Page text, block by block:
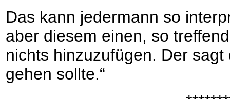
Das kann jedermann so
aber diesem einen, so
nichts hinzuzufügen. Der
gehen sollte.“